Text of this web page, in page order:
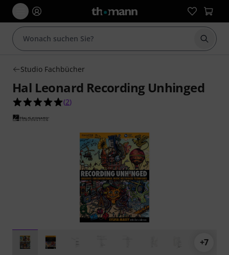
Suche
Studio Fachbücher
Hal Leonard Recording Unhinged
5.0 von 5 Sternen aus 2 Kundenbewertungen
(2)
+7